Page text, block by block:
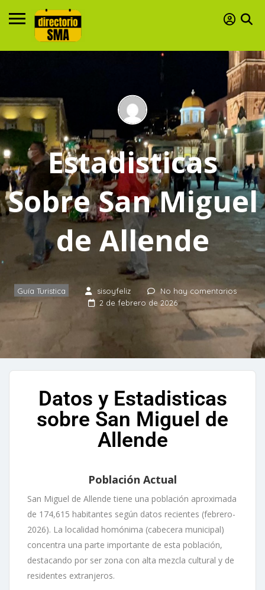
Estadisticas
Sobre San Miguel
de Allende
Guía Turistica sisoyfeliz
No hay comentarios
2 de febrero de 2026
Datos y Estadisticas
sobre San Miguel de
Allende
Población Actual
San Miguel de Allende tiene una población aproximada
de 174,615 habitantes según datos recientes (febrero-
2026). La localidad homónima (cabecera municipal)
concentra una parte importante de esta población,
destacando por ser zona con alta mezcla cultural y de
residentes extranjeros.